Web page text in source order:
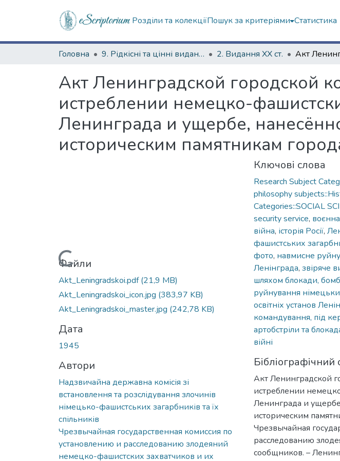
Розділи та колекціїПошук за критеріями Статистика
Головна 9. Рідкісні та цінні видання 2. Видання ХХ ст.
Акт Ленинградской городской
истреблении немецко-
Ленинграда и ущербе,
историческим памятникам
Вантажиться...
Файли
Akt_Leningradskoi.pdf(21,9 MB)
Akt_Leningradskoi_icon.jpg (383,97 KB)
Akt_Leningradskoi_master.jpg (242,78 KB)
Дата
1945
Автори
Надзвичайна державна комісія зі
встановлення та розслідування злочинів
німецько-фашистських загарбників та їх
спільників
Чрезвычайная государственная комиссия по
установлению и расследованию злодеяний
немецко-фашистских захватчиков и их
Ключові слова
Research Subject
philosophy
Categories::SOCIAL
security service, воєнна
війна, історія Росії,
фашистських
фото, навмисне
Ленінграда, звіряче
шляхом блокади,
руйнування
освітніх установ
командування, під
артобстріли та
війні
Бібліографічний
Акт Ленинградской
истреблении
Ленинграда и
историческим
Чрезвычайная
расследованию
сообщников. –